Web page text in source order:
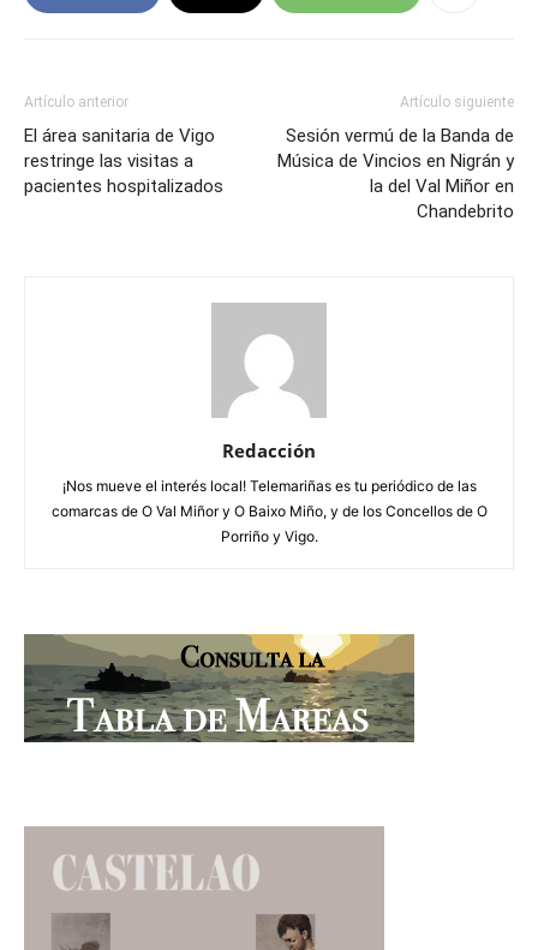
Artículo anterior
El área sanitaria de Vigo
restringe las visitas a
pacientes hospitalizados
Artículo siguiente
Sesión vermú de la Banda de
Música de Vincios en Nigrán y
la del Val Miñor en
Chandebrito
Redacción
¡Nos mueve el interés local! Telemariñas es tu periódico de las
comarcas de O Val Miñor y O Baixo Miño, y de los Concellos de O
Porriño y Vigo.